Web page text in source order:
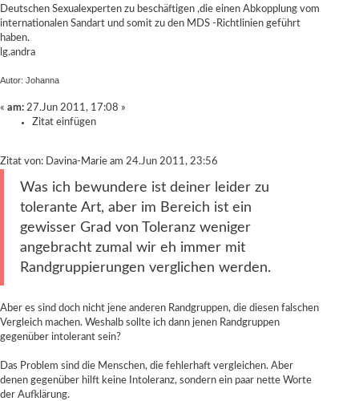
Deutschen Sexualexperten zu beschäftigen ,die einen Abkopplung vom
internationalen Sandart und somit zu den MDS -Richtlinien geführt
haben.
lg.andra
Autor: Johanna
« am: 27.Jun 2011, 17:08 »
Zitat einfügen
Zitat von: Davina-Marie am 24.Jun 2011, 23:56
Was ich bewundere ist deiner leider zu
tolerante Art, aber im Bereich ist ein
gewisser Grad von Toleranz weniger
angebracht zumal wir eh immer mit
Randgruppierungen verglichen werden.
Aber es sind doch nicht jene anderen Randgruppen, die diesen falschen
Vergleich machen. Weshalb sollte ich dann jenen Randgruppen
gegenüber intolerant sein?
Das Problem sind die Menschen, die fehlerhaft vergleichen. Aber
denen gegenüber hilft keine Intoleranz, sondern ein paar nette Worte
der Aufklärung.